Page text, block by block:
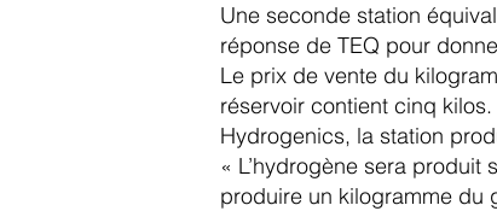
Une seconde station
réponse de TEQ pour
Le prix de vente du
réservoir contient cinq
Hydrogenics, la station
« L’hydrogène sera produit
produire un kilogramme du